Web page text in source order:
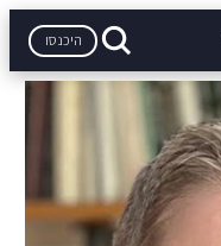
היכנסו